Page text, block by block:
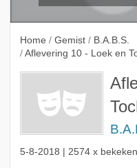
Home / Gemist / B.A.B.S.
/ Aflevering 10 - Loek en
5-8-2018 | 2574 x